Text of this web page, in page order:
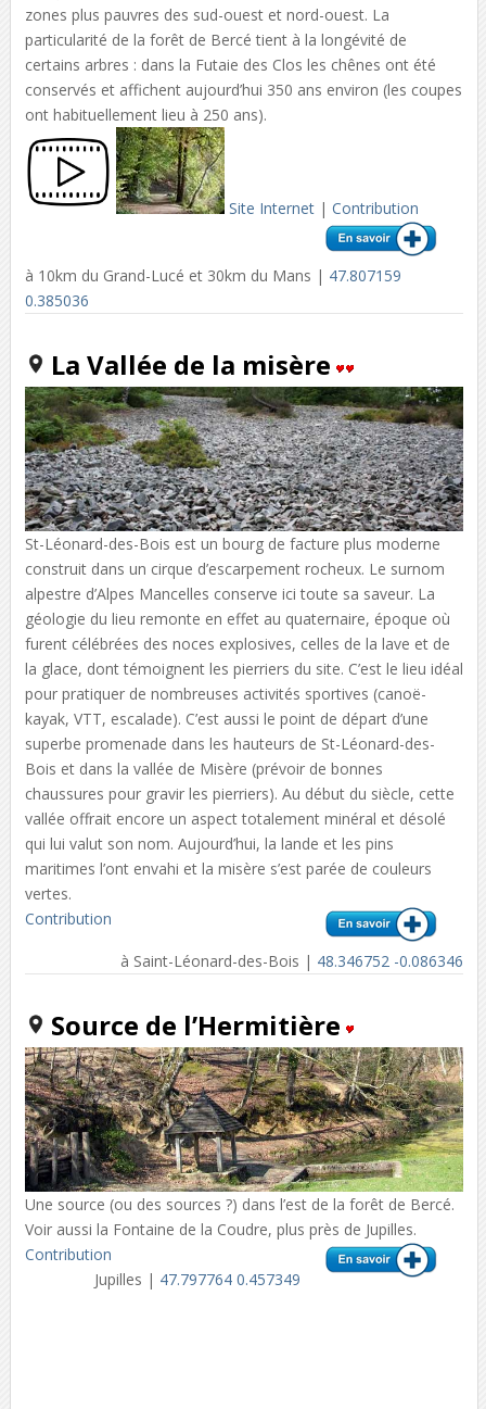
zones plus pauvres des sud-ouest et nord-ouest. La
particularité de la forêt de Bercé tient à la longévité de
certains arbres : dans la Futaie des Clos les chênes ont été
conservés et affichent aujourd’hui 350 ans environ (les coupes
ont habituellement lieu à 250 ans).
Site Internet| Contribution
à 10km du Grand-Lucé et 30km du Mans | 47.807159
0.385036
La Vallée de la misère
St-Léonard-des-Bois est un bourg de facture plus moderne
construit dans un cirque d’escarpement rocheux. Le surnom
alpestre d’Alpes Mancelles conserve ici toute sa saveur. La
géologie du lieu remonte en effet au quaternaire, époque où
furent célébrées des noces explosives, celles de la lave et de
la glace, dont témoignent les pierriers du site. C’est le lieu idéal
pour pratiquer de nombreuses activités sportives (canoë-
kayak, VTT, escalade). C’est aussi le point de départ d’une
superbe promenade dans les hauteurs de St-Léonard-des-
Bois et dans la vallée de Misère (prévoir de bonnes
chaussures pour gravir les pierriers). Au début du siècle, cette
vallée offrait encore un aspect totalement minéral et désolé
qui lui valut son nom. Aujourd’hui, la lande et les pins
maritimes l’ont envahi et la misère s’est parée de couleurs
vertes.
Contribution
à Saint-Léonard-des-Bois | 48.346752 -0.086346
Source de l’Hermitière
Une source (ou des sources ?) dans l’est de la forêt de Bercé.
Voir aussi la Fontaine de la Coudre, plus près de Jupilles.
Contribution
Jupilles | 47.797764 0.457349